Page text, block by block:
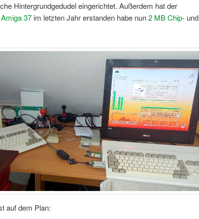
Hintergrundgedudel eingerichtet. Außerdem hat der
Amiga 37 im letzten Jahr erstanden habe nun2 MB Chip- und
auf dem Plan: